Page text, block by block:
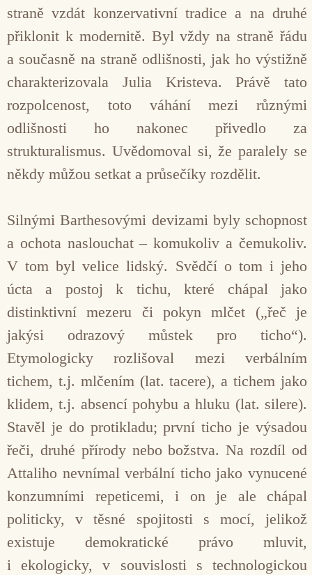
straně vzdát konzervativní tradice a na druhé
přiklonit k modernitě. Byl vždy na straně řádu
a současně na straně odlišnosti, jak ho výstižně
charakterizovala Julia Kristeva. Právě tato
rozpolcenost, toto váhání mezi různými
odlišnosti ho nakonec přivedlo za
strukturalismus. Uvědomoval si, že paralely se
někdy můžou setkat a průsečíky rozdělit.
Silnými Barthesovými devizami byly schopnost
a ochota naslouchat – komukoliv a čemukoliv.
V tom byl velice lidský. Svědčí o tom i jeho
úcta a postoj k tichu, které chápal jako
distinktivní mezeru či pokyn mlčet („řeč je
jakýsi odrazový můstek pro ticho“).
Etymologicky rozlišoval mezi verbálním
tichem, t.j. mlčením (lat. tacere), a tichem jako
klidem, t.j. absencí pohybu a hluku (lat. silere).
Stavěl je do protikladu; první ticho je výsadou
řeči, druhé přírody nebo božstva. Na rozdíl od
Attaliho nevnímal verbální ticho jako vynucené
konzumními repeticemi, i on je ale chápal
politicky, v těsné spojitosti s mocí, jelikož
existuje demokratické právo mluvit,
i ekologicky, v souvislosti s technologickou